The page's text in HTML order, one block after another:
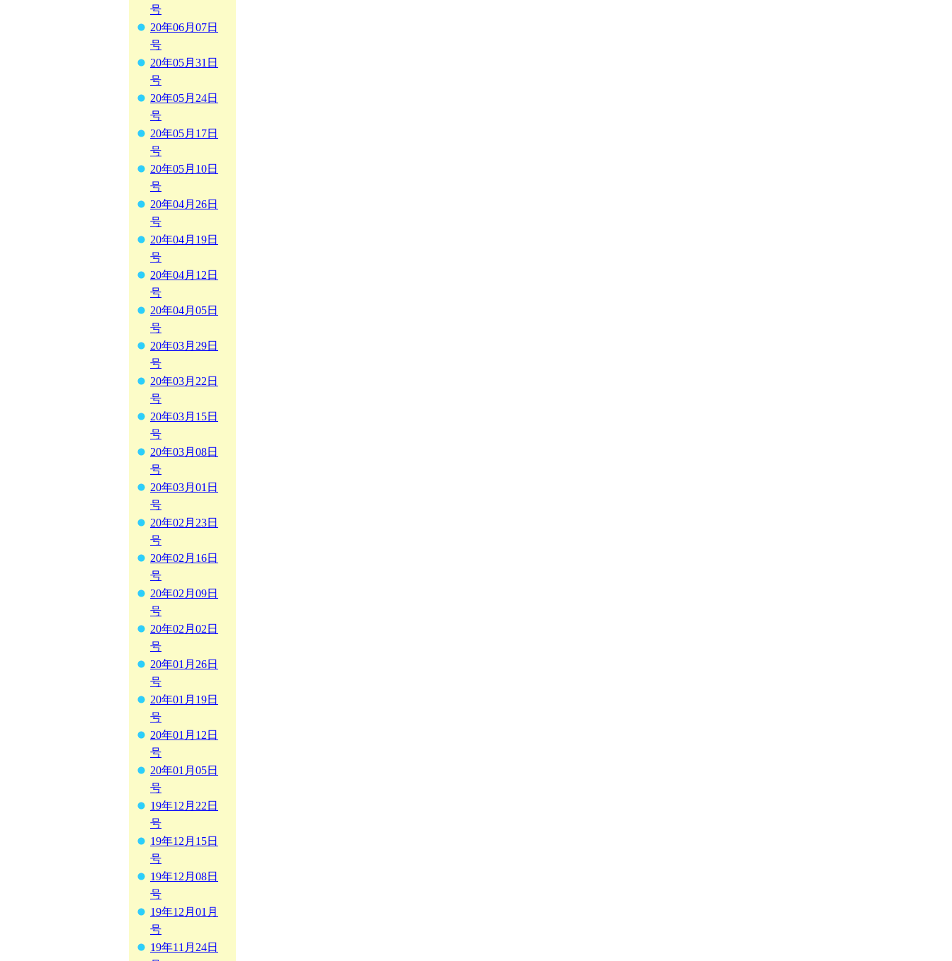
号
20年06月07日
号
20年05月31日
号
20年05月24日
号
20年05月17日
号
20年05月10日
号
20年04月26日
号
20年04月19日
号
20年04月12日
号
20年04月05日
号
20年03月29日
号
20年03月22日
号
20年03月15日
号
20年03月08日
号
20年03月01日
号
20年02月23日
号
20年02月16日
号
20年02月09日
号
20年02月02日
号
20年01月26日
号
20年01月19日
号
20年01月12日
号
20年01月05日
号
19年12月22日
号
19年12月15日
号
19年12月08日
号
19年12月01月
号
19年11月24日